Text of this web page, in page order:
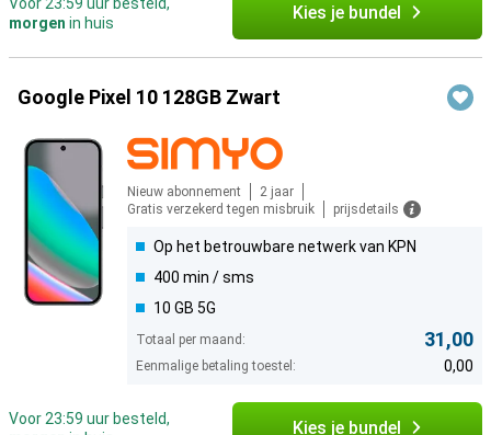
Voor 23:59 uur besteld,
morgen in huis Kies je bundel
Google Pixel 10 128GB Zwart
Nieuw abonnement
2 jaar
Gratis verzekerd tegen misbruik
prijsdetails
Op het betrouwbare netwerk van KPN
400 min / sms
10 GB 5G
Totaal per maand: 31,00
Eenmalige betaling toestel: 0,00
Voor 23:59 uur besteld,
Kies je bundel